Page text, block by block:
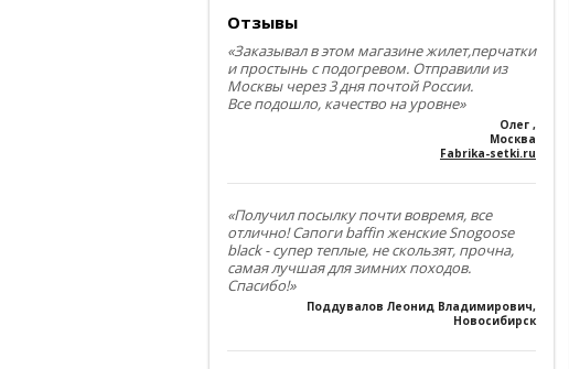
Отзывы
«Заказывал в этом магазине жилет,перчатки
и простынь с подогревом. Отправили из
Москвы через 3 дня почтой России.
Все подошло, качество на уровне»
Олег ,
Москва
Fabrika-setki.ru
«Получил посылку почти вовремя, все
отлично! Сапоги baffin женские Snogoose
black - супер теплые, не скользят, прочна,
самая лучшая для зимних походов.
Спасибо!»
Поддувалов Леонид Владимирович,
Новосибирск